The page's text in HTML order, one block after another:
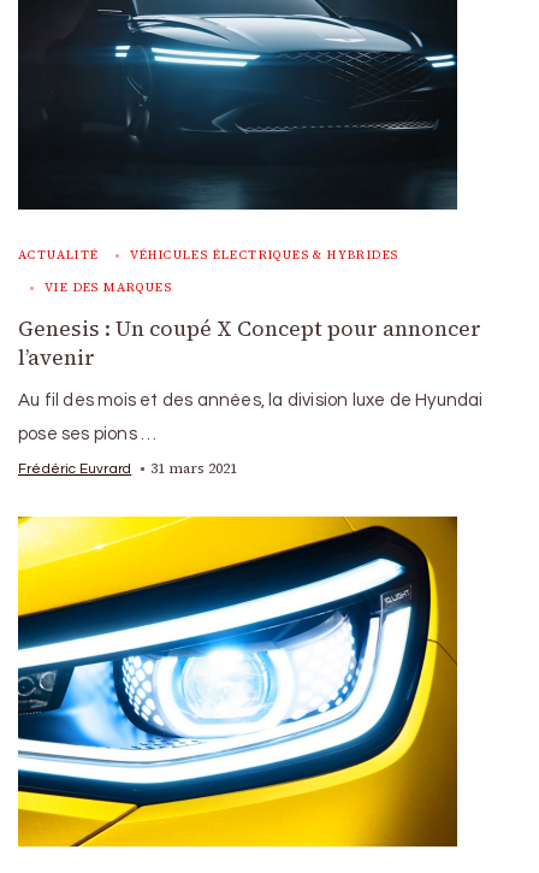
ACTUALITÉ VÉHICULES ÉLECTRIQUES & HYBRIDES
VIE DES MARQUES
Genesis : Un coupé X Concept pour annoncer
l’avenir
Au fil des mois et des années, la division luxe de Hyundai
pose ses pions …
Frédéric Euvrard 31 mars 2021